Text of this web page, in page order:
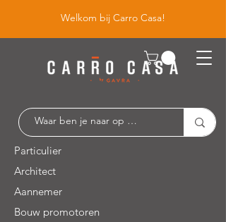
Welkom bij Carro Casa!
Particulier
Architect
Aannemer
Bouw promotoren